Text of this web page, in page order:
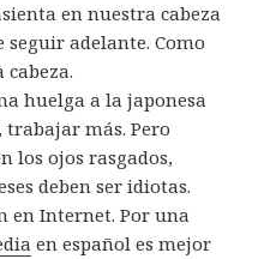
en nuestra cabeza
seguir adelante. Como
cabeza.
huelga a la japonesa
trabajar más. Pero
los ojos rasgados,
deben ser idiotas.
en Internet. Por una
en español es mejor